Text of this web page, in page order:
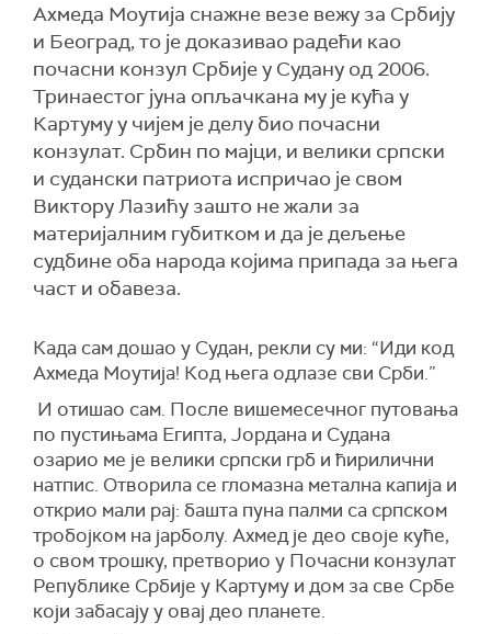
Ахмеда Моутија снажне везе вежу за Србију
и Београд, то је доказивао радећи као
почасни конзул Србије у Судану од 2006.
Тринаестог јуна опљачкана му је кућа у
Картуму у чијем је делу био почасни
конзулат. Србин по мајци, и велики српски
и судански патриота испричао је свом
Виктору Лазићу зашто не жали за
материјалним губитком и да је дељење
судбине оба народа којима припада за њега
част и обавеза.
Када сам дошао у Судан, рекли су ми: “Иди код
Ахмеда Моутија! Код њега одлазе сви Срби.”
И отишао сам. После вишемесечног путовања
по пустињама Египта, Јордана и Судана
озарио ме је велики српски грб и ћирилични
натпис. Отворила се гломазна метална капија и
открио мали рај: башта пуна палми са српском
тробојком на јарболу. Ахмед је део своје куће,
о свом трошку, претворио у Почасни конзулат
Републике Србије у Картуму и дом за све Србе
који забасају у овај део планете.